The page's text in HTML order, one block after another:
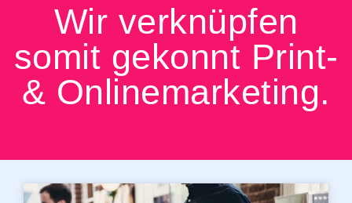
Wir verknüpfen
somit gekonnt Print-
& Onlinemarketing.